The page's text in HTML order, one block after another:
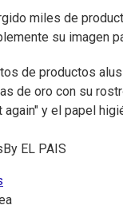
miles de
su imagen
de productos
de oro con su
y el papel
By EL PAIS